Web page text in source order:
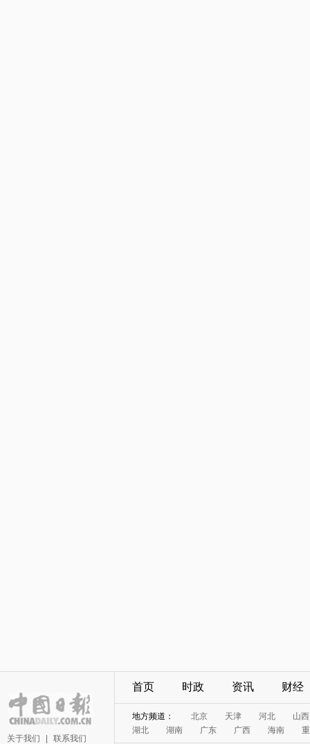
关于我们 联系我们
首页 时政 资讯 财经
地方频道： 北京 天津 河北
山西
湖北
湖南 广东 广西 海南